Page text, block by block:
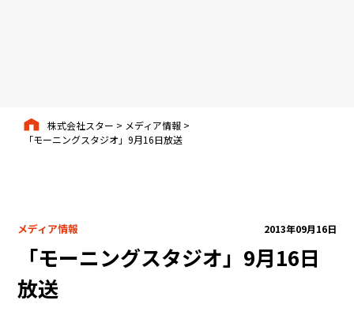
企業キャラクター・限定品
ライセンス商品
医療向け
ODM・OEM
株式会社スター > メディア情報 >
「モーニングスタジオ」9月16日放送
メディア情報 2013年09月16日
「モーニングスタジオ」9月16日
放送